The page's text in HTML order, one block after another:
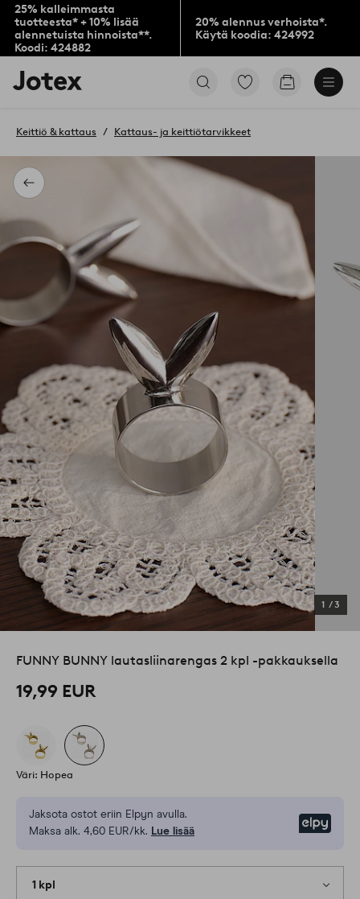
25% kalleimmasta
tuotteesta* + 10% lisää
alennetuista hinnoista**.
Koodi: 424882
20% alennus verhoista*.
Käytä koodia: 424992
Jotex-
logo
aloitussivulle
Siirry
Siirry
Takaisin
Keittiö & kattaus Kattaus- ja keittiötarvikkeet
1 /3
FUNNY BUNNY lautasliinarengas 2 kpl -pakkauksella
19,99 EUR
Väri: Hopea
Jaksota ostot eriin Elpyn avulla.
Maksa alk. 4,60 EUR/kk. Lue lisää
1 kpl